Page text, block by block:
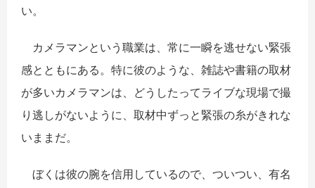
い。
カメラマンという職業は、常に一瞬を逃せない緊張
感とともにある。特に彼のような、雑誌や書籍の取材
が多いカメラマンは、どうしたってライブな現場で撮
り逃しがないように、取材中ずっと緊張の糸がきれな
いままだ。
ぼくは彼の腕を信用しているので、ついつい、有名